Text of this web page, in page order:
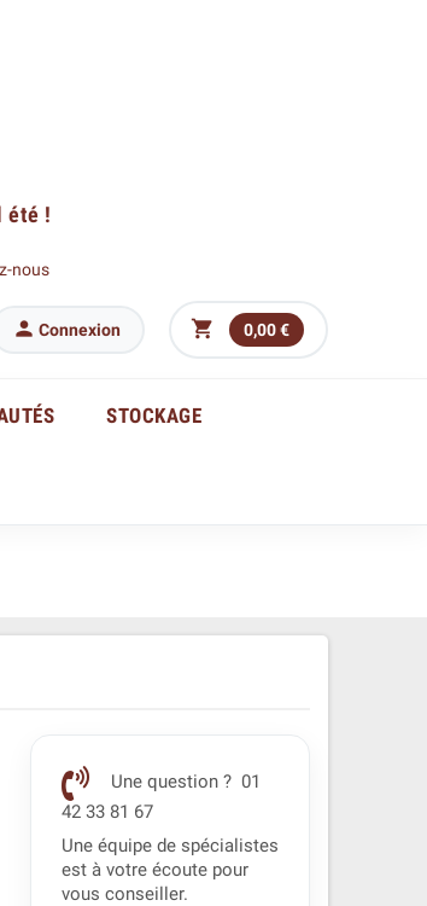
été !
nous
 Connexion  0,00 €
STOCKAGE
Une question ? 01
42 33 81 67
Une équipe de spécialistes
est à votre écoute pour
vous conseiller.